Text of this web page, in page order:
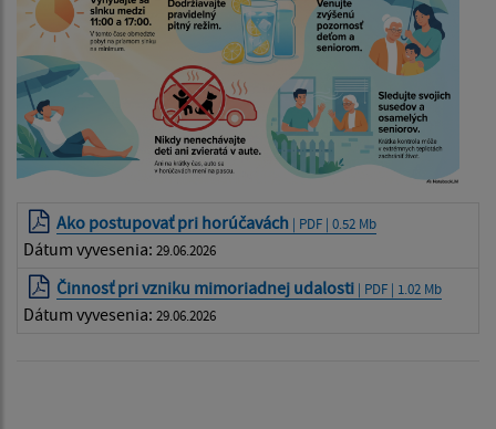
Ako postupovať pri horúčavách | PDF | 0.52 Mb
Dátum vyvesenia: 29.06.2026
Činnosť pri vzniku mimoriadnej udalosti | PDF | 1.02 Mb
Dátum vyvesenia: 29.06.2026